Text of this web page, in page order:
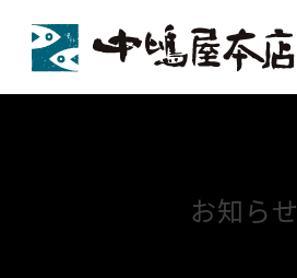
お知らせ